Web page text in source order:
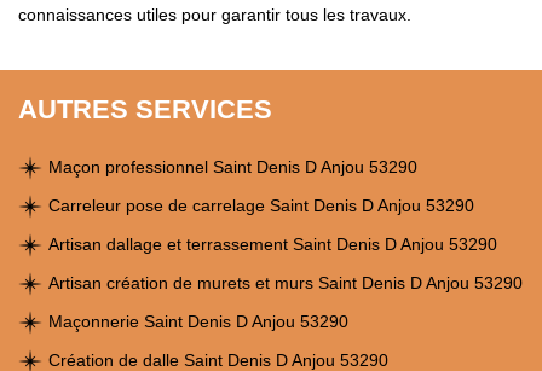
connaissances utiles pour garantir tous les travaux.
AUTRES SERVICES
Maçon professionnel Saint Denis D Anjou 53290
Carreleur pose de carrelage Saint Denis D Anjou 53290
Artisan dallage et terrassement Saint Denis D Anjou 53290
Artisan création de murets et murs Saint Denis D Anjou 53290
Maçonnerie Saint Denis D Anjou 53290
Création de dalle Saint Denis D Anjou 53290